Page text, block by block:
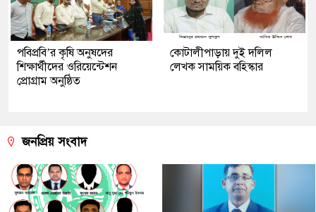
পবিপ্রবি’র কৃষি অনুষদের
শিক্ষার্থীদের ওরিয়েন্টেশন
প্রোগ্রাম অনুষ্ঠিত
কোটালীপাড়ায় দুই দলিল
লেখক সাময়িক বহিস্কার
জনপ্রিয় সংবাদ